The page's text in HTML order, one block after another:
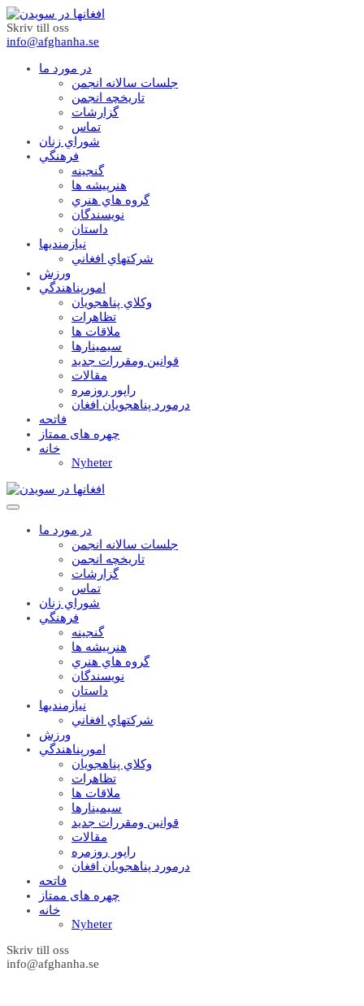
Skriv till oss
info@afghanha.se
در مورد ما
جلسات سالانه انجمن
تاریخچه انجمن
گزارشات
تماس
شوراي زنان
فرهنگي
گنجينه
هنرپيشه ها
گروه هاي هنري
نويسندگان
داستان
نيازمنديها
شرکتهاي افغاني
ورزش
امورپناهندگي
وکلاي پناهجويان
تظاهرات
ملاقات ها
سيمينارها
قوانين ومقررات جديد
مقالات
راپور روزمره
درمورد پناهجويان افغان
فاتحه
چهره های ممتاز
خانه
Nyheter
در مورد ما
جلسات سالانه انجمن
تاریخچه انجمن
گزارشات
تماس
شوراي زنان
فرهنگي
گنجينه
هنرپيشه ها
گروه هاي هنري
نويسندگان
داستان
نيازمنديها
شرکتهاي افغاني
ورزش
امورپناهندگي
وکلاي پناهجويان
تظاهرات
ملاقات ها
سيمينارها
قوانين ومقررات جديد
مقالات
راپور روزمره
درمورد پناهجويان افغان
فاتحه
چهره های ممتاز
خانه
Nyheter
Skriv till oss
info@afghanha.se